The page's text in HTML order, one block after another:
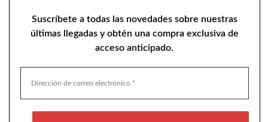
Suscríbete a todas las novedades sobre nuestras
últimas llegadas y obtén una compra exclusiva de
acceso anticipado.